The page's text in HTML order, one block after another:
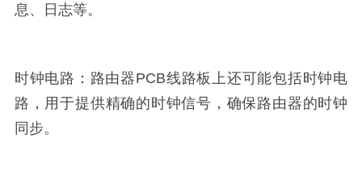
息、日志等。
时钟电路：路由器PCB线路板上还可能包括时钟电
路，用于提供精确的时钟信号，确保路由器的时钟
同步。